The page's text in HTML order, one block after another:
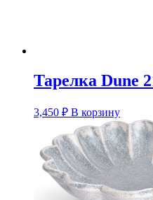
Тарелка Dune
3,450 ₽ В корзину